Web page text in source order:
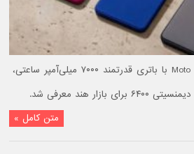
گوشی موتورولا Moto G77 Power با باتری قدرتمند ۷۰۰۰ میلی‌آمپر ساعتی،
متن کامل »